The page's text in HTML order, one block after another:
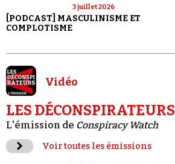
3 juillet 2026
[PODCAST] MASCULINISME ET
COMPLOTISME
Vidéo
LES DÉCONSPIRATEURS
L'émission de Conspiracy Watch
Voir toutes les émissions